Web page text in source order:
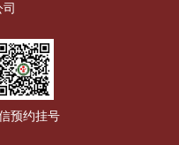
预约挂号